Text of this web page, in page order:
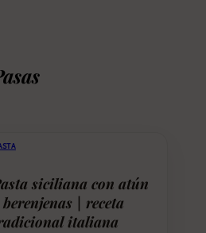
siciliana con atún
| receta
italiana